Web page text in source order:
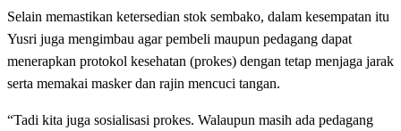
Selain memastikan ketersedian stok sembako, dalam kesempatan itu
Yusri juga mengimbau agar pembeli maupun pedagang dapat
menerapkan protokol kesehatan (prokes) dengan tetap menjaga jarak
serta memakai masker dan rajin mencuci tangan.
“Tadi kita juga sosialisasi prokes. Walaupun masih ada pedagang